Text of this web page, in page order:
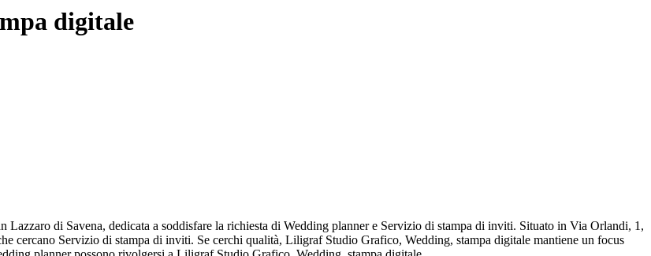
digitale
di Savena, dedicata a soddisfare la richiesta di Wedding planner e Servizio di stampa di inviti. Situato in Via Orlandi, 1,
cercano Servizio di stampa di inviti. Se cerchi qualità, Liligraf Studio Grafico, Wedding, stampa digitale mantiene un focus